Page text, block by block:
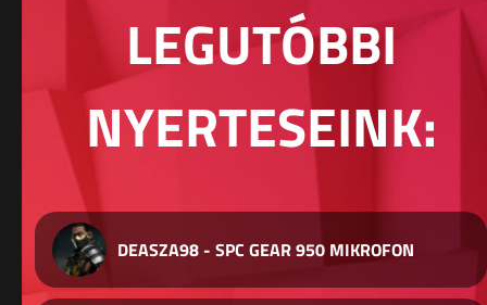
LEGUTÓBBI
NYERTESEINK:
DEASZA98 - SPC GEAR 950 MIKROFON